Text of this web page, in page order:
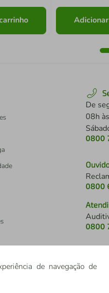
De
08h
0800
0800
0800
de navegação de